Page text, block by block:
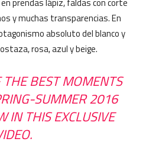
y muchas transparencias. En
absoluto del blanco y
rosa, azul y beige.
BEST MOMENTS
SUMMER 2016
IN THIS EXCLUSIVE